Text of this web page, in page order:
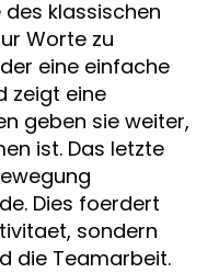
klassischen
Worte zu
eine einfache
zeigt eine
geben sie weiter,
ist. Das letzte
Dies foerdert
sondern
die Teamarbeit.